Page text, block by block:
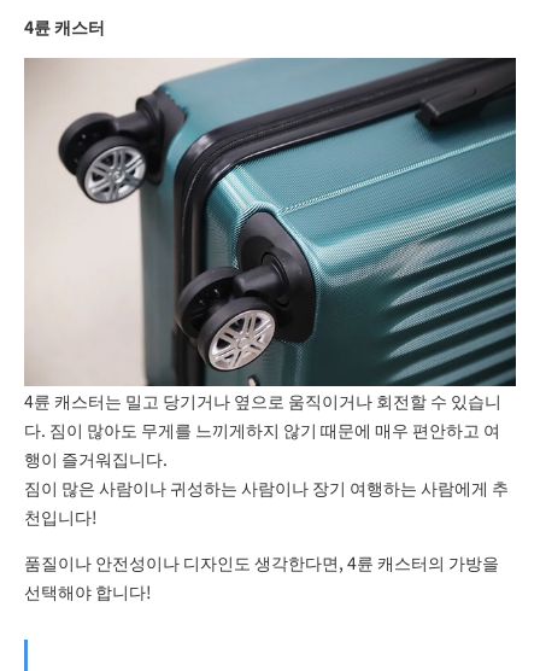
4륜 캐스터
4륜 캐스터는 밀고 당기거나 옆으로 움직이거나 회전할 수 있습니
다. 짐이 많아도 무게를 느끼게하지 않기 때문에 매우 편안하고 여
행이 즐거워집니다.
짐이 많은 사람이나 귀성하는 사람이나 장기 여행하는 사람에게 추
천입니다!
품질이나 안전성이나 디자인도 생각한다면, 4륜 캐스터의 가방을
선택해야 합니다!